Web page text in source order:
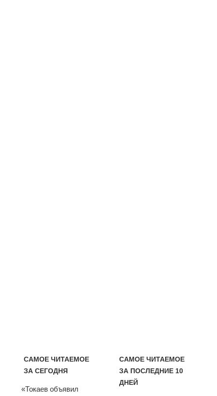
САМОЕ ЧИТАЕМОЕ
ЗА СЕГОДНЯ
«Токаев объявил
САМОЕ ЧИТАЕМОЕ
ЗА ПОСЛЕДНИЕ 10
ДНЕЙ